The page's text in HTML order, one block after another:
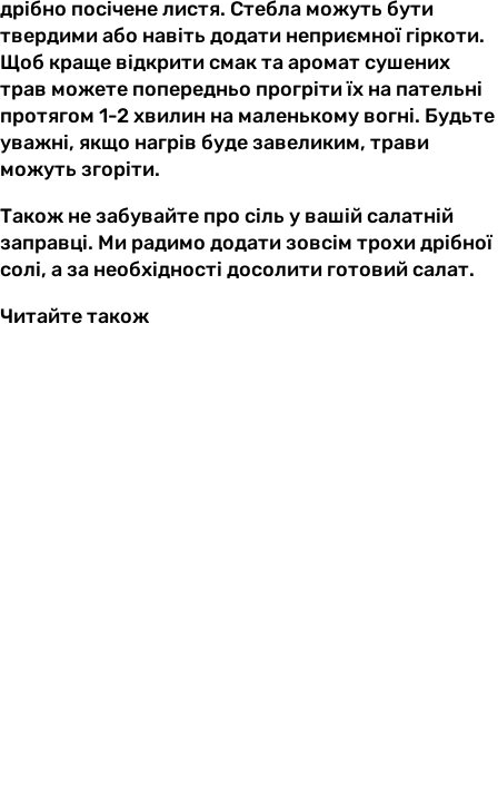
дрібно посічене листя. Стебла можуть бути
твердими або навіть додати неприємної гіркоти.
Щоб краще відкрити смак та аромат сушених
трав можете попередньо прогріти їх на пательні
протягом 1-2 хвилин на маленькому вогні. Будьте
уважні, якщо нагрів буде завеликим, трави
можуть згоріти.
Також не забувайте про сіль у вашій салатній
заправці. Ми радимо додати зовсім трохи дрібної
солі, а за необхідності досолити готовий салат.
Читайте також